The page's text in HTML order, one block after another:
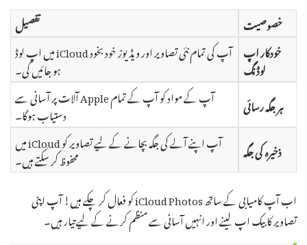
خصوصیت
تفصیل
خودکار اپ
لوڈنگ
آپ کی تمام نئی تصاویر اور ویڈیوز خود بخود iCloud میں اپ لوڈ
ہو جائیں گی۔
ہر جگہ رسائی
آپ کے مواد کو آپ کے تمام Apple آلات پر آسانی سے
دستیاب ہوگا۔
ذخیرہ کی جگہ
آپ اپنے آلے کی جگہ بچانے کے لیے تصاویر کو iCloud میں
محفوظ کر سکتے ہیں۔
اب آپ کامیابی کے ساتھ iCloud Photos کو فعال کر چکے ہیں! آپ اپنی
تصاویر کا بیک اپ لینے اور انہیں آسانی سے منظم کرنے کے لیے تیار ہیں۔